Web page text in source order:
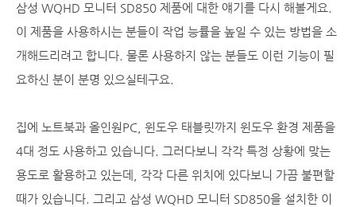
삼성 WQHD 모니터 SD850 제품에 대한 얘기를 다시 해볼게요.
이 제품을 사용하시는 분들이 작업 능률을 높일 수 있는 방법을 소
개해드리려고 합니다. 물론 사용하지 않는 분들도 이런 기능이 필
요하신 분이 분명 있으실테구요.
집에 노트북과 올인원PC, 윈도우 태블릿까지 윈도우 환경 제품을
4대 정도 사용하고 있습니다. 그러다보니 각각 특정 상황에 맞는
용도로 활용하고 있는데, 각각 다른 위치에 있다보니 가끔 불편할
때가 있습니다. 그리고 삼성 WQHD 모니터 SD850을 설치한 이